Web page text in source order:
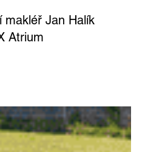
makléř Jan Halík
Atrium